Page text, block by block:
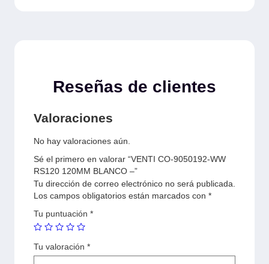
Reseñas de clientes
Valoraciones
No hay valoraciones aún.
Sé el primero en valorar “VENTI CO-9050192-WW
RS120 120MM BLANCO –”
Tu dirección de correo electrónico no será publicada.
Los campos obligatorios están marcados con *
Tu puntuación *
Tu valoración *